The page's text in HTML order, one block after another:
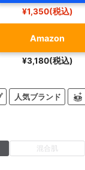
¥1,350(税込)
Amazon
¥3,180(税込)
人気ブランド
混合肌